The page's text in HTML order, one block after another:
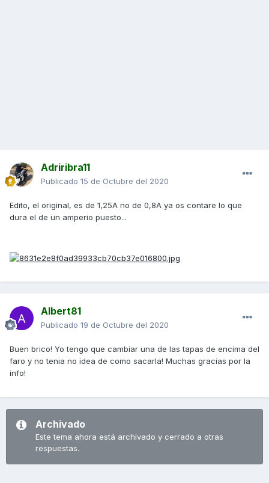
Adriribra11
Publicado 15 de Octubre del 2020
Edito, el original, es de 1,25A no de 0,8A ya os contare lo que
dura el de un amperio puesto...
Albert81
Publicado 19 de Octubre del 2020
Buen brico! Yo tengo que cambiar una de las tapas de encima del
faro y no tenia no idea de como sacarla! Muchas gracias por la
info!
Archivado
Este tema ahora está archivado y cerrado a otras
respuestas.